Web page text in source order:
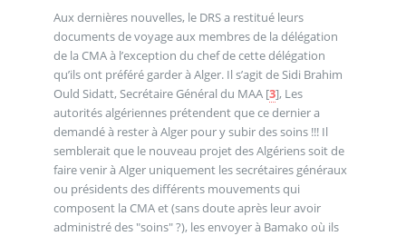
Aux dernières nouvelles, le DRS a restitué leurs
documents de voyage aux membres de la délégation
de la CMA à l’exception du chef de cette délégation
qu’ils ont préféré garder à Alger. Il s’agit de Sidi Brahim
Ould Sidatt, Secrétaire Général du MAA[3], Les
autorités algériennes prétendent que ce dernier a
demandé à rester à Alger pour y subir des soins !!! Il
semblerait que le nouveau projet des Algériens soit de
faire venir à Alger uniquement les secrétaires généraux
ou présidents des différents mouvements qui
composent la CMA et (sans doute après leur avoir
administré des "soins" ?), les envoyer à Bamako où ils